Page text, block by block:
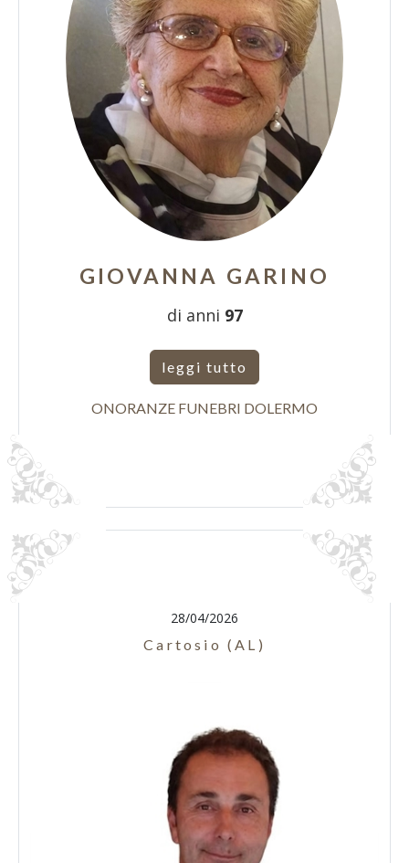
GIOVANNA GARINO
di anni 97
leggi tutto
ONORANZE FUNEBRI DOLERMO
28/04/2026
Cartosio (AL)